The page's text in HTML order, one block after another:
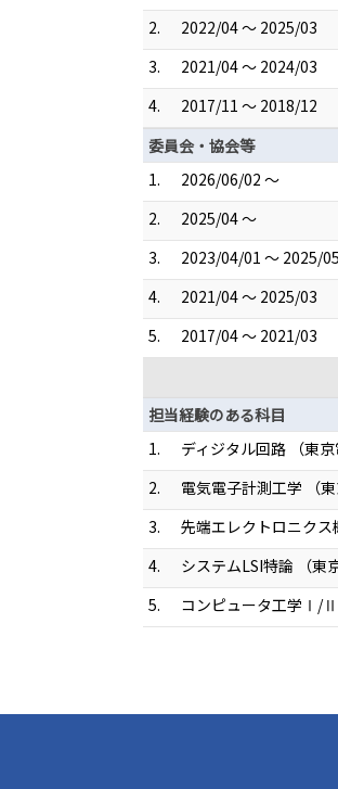
2.
2022/04 ～ 2025/03
3.
2021/04 ～ 2024/03
4.
2017/11 ～ 2018/12
委員会・協会等
1.
2026/06/02 ～
2.
2025/04 ～
3.
2023/04/01 ～ 2025/05
4.
2021/04 ～ 2025/03
5.
2017/04 ～ 2021/03
担当経験のある科目
1.
ディジタル回路 （東京
2.
電気電子計測工学 （
3.
先端エレクトロニクス
4.
システムLSI特論 （東
5.
コンピュータ工学Ⅰ/Ⅱ